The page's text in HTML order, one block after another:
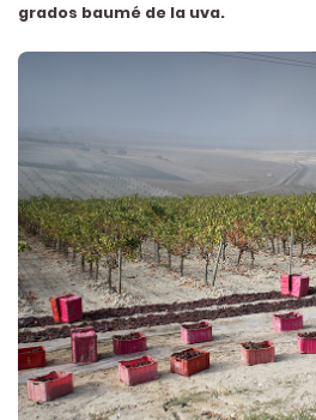
grados baumé de la uva.